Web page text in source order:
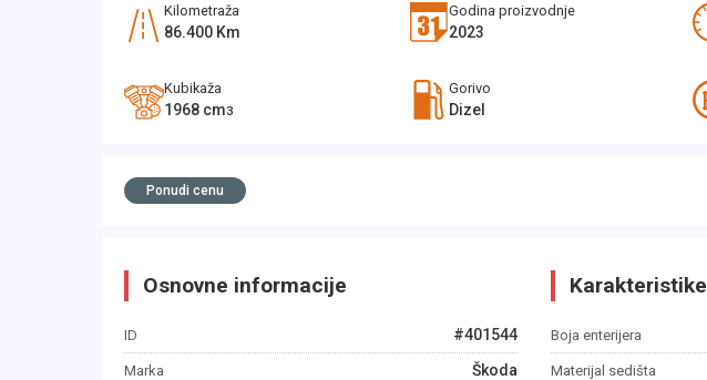
Kilometraža
86.400 Km
Godina proizvodnje
2023
Kubikaža
1968 cm3
Gorivo
Dizel
Ponudi cenu
Osnovne informacije
ID #401544
Marka Škoda
Karakteristike
Boja enterijera
Materijal sedišta